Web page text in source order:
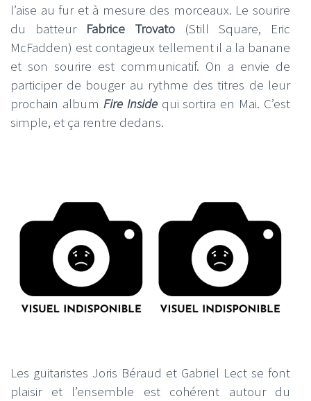
l’aise au fur et à mesure des morceaux. Le sourire
du batteur Fabrice Trovato(Still Square, Eric
McFadden) est contagieux tellement il a la banane
et son sourire est communicatif. On a envie de
participer de bouger au rythme des titres de leur
prochain album Fire Inside qui sortira en Mai. C’est
simple, et ça rentre dedans.
Les guitaristes Joris Béraud et Gabriel Lect se font
plaisir et l’ensemble est cohérent autour du